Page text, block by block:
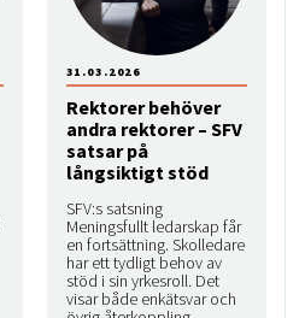
Rektorer behöver
andra rektorer – SFV
satsar på
långsiktigt stöd
SFV:s satsning
Meningsfullt ledarskap får
en fortsättning. Skolledare
har ett tydligt behov av
stöd i sin yrkesroll. Det
visar både enkätsvar och
31.03.2026